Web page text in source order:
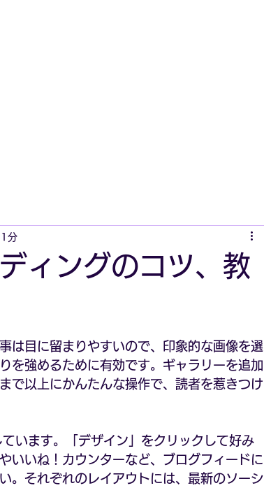
ィングのコツ、教
分
は目に留まりやすいので、印象的な画像を選
を強めるために有効です。ギャラリーを追加
で以上にかんたんな操作で、読者を惹きつけ
います。「デザイン」をクリックして好み
いいね！カウンターなど、ブログフィードに
。それぞれのレイアウトには、最新のソーシ